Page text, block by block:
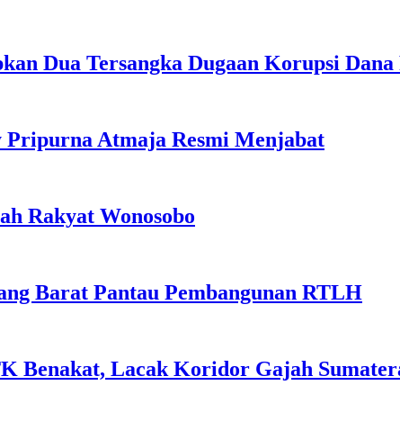
Dua Tersangka Dugaan Korupsi Dana
Pripurna Atmaja Resmi Menjabat
Rakyat Wonosobo
Barat Pantau Pembangunan RTLH
Benakat, Lacak Koridor Gajah